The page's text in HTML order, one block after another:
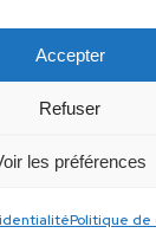
Accepter
Refuser
les préférences
Politique
utilise
notre site web.